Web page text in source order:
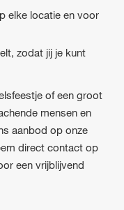
elke locatie en voor
zodat jij je kunt
of een groot
mensen en
aanbod op onze
direct contact op
een vrijblijvend